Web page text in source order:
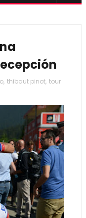
, thibaut pinot, tour